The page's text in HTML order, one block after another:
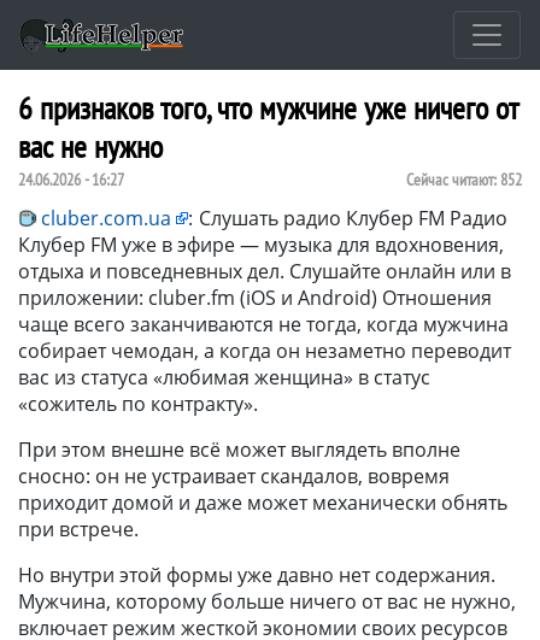
6 признаков того, что мужчине уже ничего от
вас не нужно
24.06.2026 - 16:27 Сейчас читают: 852
cluber.com.ua : Слушать радио Клубер FM Радио
Клубер FM уже в эфире — музыка для вдохновения,
отдыха и повседневных дел. Слушайте онлайн или в
приложении: cluber.fm (iOS и Android) Отношения
чаще всего заканчиваются не тогда, когда мужчина
собирает чемодан, а когда он незаметно переводит
вас из статуса «любимая женщина» в статус
«сожитель по контракту».
При этом внешне всё может выглядеть вполне
сносно: он не устраивает скандалов, вовремя
приходит домой и даже может механически обнять
при встрече.
Но внутри этой формы уже давно нет содержания.
Мужчина, которому больше ничего от вас не нужно,
включает режим жесткой экономии своих ресурсов